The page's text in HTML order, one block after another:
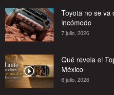
Toyota no se va
incómodo
7 julio, 2026
Qué revela el
México
6 julio, 2026